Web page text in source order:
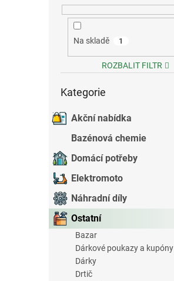
Na skladě 1
ROZBALIT FILTR
kategorie
Kategorie
Akční nabídka
Bazénová chemie
Domácí potřeby
Elektromoto
Náhradní díly
Ostatní
Bazar
Dárkové poukazy a kupóny
Dárky
Drtič